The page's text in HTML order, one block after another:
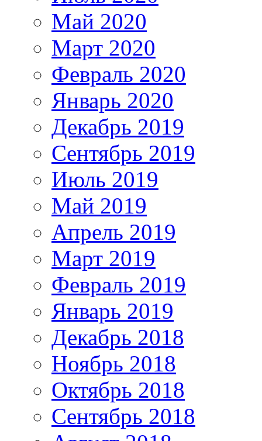
Май 2020
Март 2020
Февраль 2020
Январь 2020
Декабрь 2019
Сентябрь 2019
Июль 2019
Май 2019
Апрель 2019
Март 2019
Февраль 2019
Январь 2019
Декабрь 2018
Ноябрь 2018
Октябрь 2018
Сентябрь 2018